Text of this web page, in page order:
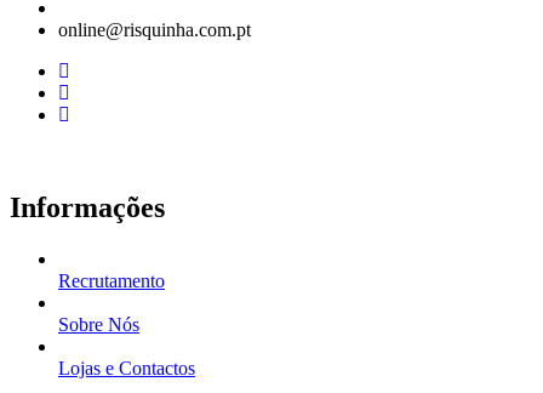
online@risquinha.com.pt
Informações
Recrutamento
Sobre Nós
Lojas e Contactos